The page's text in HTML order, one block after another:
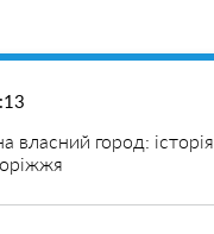
власний город: історія